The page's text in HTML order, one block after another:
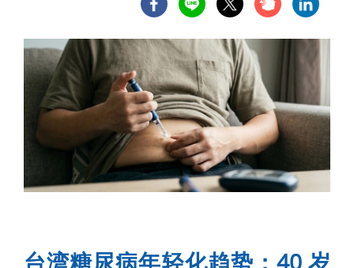
台湾糖尿病年轻化趋势：40 岁